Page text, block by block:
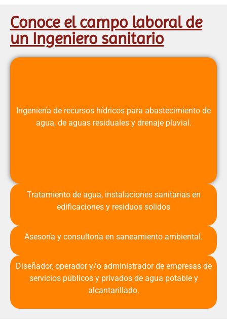
Conoce el campo laboral de
un Ingeniero sanitario
Ingeniería de recursos hídricos para abastecimiento de
agua, de aguas residuales y drenaje pluvial.
Tratamiento de agua, instalaciones sanitarias en
edificaciones y residuos solidos
Asesoría y consultoría en saneamiento ambiental.
Diseñador, operador y/o administrador de empresas de
servicios públicos y privados de agua potable y
alcantarillado.